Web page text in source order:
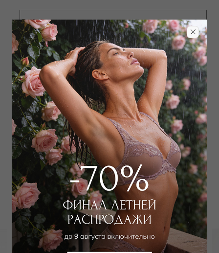
Определить размер
Наличие в магазинах
Добавитьв корзину
Добавить в избранное
Забронировать в магазине
Вам может подойти